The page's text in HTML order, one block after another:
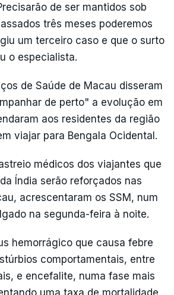
de ser mantidos sob
três meses poderemos
um terceiro caso e que o surto
o especialista.
de Saúde de Macau disseram
de perto" a evolução em
aos residentes da região
viajar para Bengala Ocidental.
médicos dos viajantes que
Índia serão reforçados nas
acrescentaram os SSM, num
na segunda-feira à noite.
hemorrágico que causa febre
comportamentais, entre
e encefalite, numa fase mais
uma taxa de mortalidade